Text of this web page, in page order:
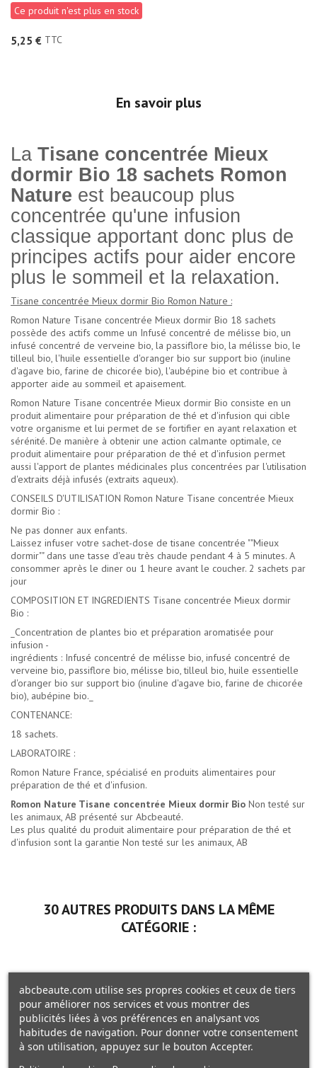
Ce produit n'est plus en stock
5,25 € TTC
En savoir plus
La Tisane concentrée Mieux
dormir Bio 18 sachets Romon
Nature est beaucoup plus
concentrée qu'une infusion
classique apportant donc plus de
principes actifs pour aider encore
plus le sommeil et la relaxation.
Tisane concentrée Mieux dormir Bio Romon Nature :
Romon Nature Tisane concentrée Mieux dormir Bio 18 sachets
possède des actifs comme un Infusé concentré de mélisse bio, un
infusé concentré de verveine bio, la passiflore bio, la mélisse bio, le
tilleul bio, l'huile essentielle d'oranger bio sur support bio (inuline
d'agave bio, farine de chicorée bio), l'aubépine bio et contribue à
apporter aide au sommeil et apaisement.
Romon Nature Tisane concentrée Mieux dormir Bio consiste en un
produit alimentaire pour préparation de thé et d'infusion qui cible
votre organisme et lui permet de se fortifier en ayant relaxation et
sérénité. De manière à obtenir une action calmante optimale, ce
produit alimentaire pour préparation de thé et d'infusion permet
aussi l'apport de plantes médicinales plus concentrées par l'utilisation
d'extraits déjà infusés (extraits aqueux).
CONSEILS D'UTILISATION Romon Nature Tisane concentrée Mieux
dormir Bio :
Ne pas donner aux enfants.
Laissez infuser votre sachet-dose de tisane concentrée ""Mieux
dormir"" dans une tasse d'eau très chaude pendant 4 à 5 minutes. A
consommer après le diner ou 1 heure avant le coucher. 2 sachets par
jour
COMPOSITION ET INGREDIENTS Tisane concentrée Mieux dormir
Bio :
_Concentration de plantes bio et préparation aromatisée pour
infusion -
ingrédients : Infusé concentré de mélisse bio, infusé concentré de
verveine bio, passiflore bio, mélisse bio, tilleul bio, huile essentielle
d'oranger bio sur support bio (inuline d'agave bio, farine de chicorée
bio), aubépine bio._
CONTENANCE:
18 sachets.
LABORATOIRE :
Romon Nature France, spécialisé en produits alimentaires pour
préparation de thé et d'infusion.
Romon Nature Tisane concentrée Mieux dormir Bio Non testé sur
les animaux, AB présenté sur Abcbeauté.
Les plus qualité du produit alimentaire pour préparation de thé et
d'infusion sont la garantie Non testé sur les animaux, AB
30 AUTRES PRODUITS DANS LA MÊME
CATÉGORIE :
abcbeaute.com utilise ses propres cookies et ceux de tiers
pour améliorer nos services et vous montrer des
publicités liées à vos préférences en analysant vos
habitudes de navigation. Pour donner votre consentement
à son utilisation, appuyez sur le bouton Accepter.